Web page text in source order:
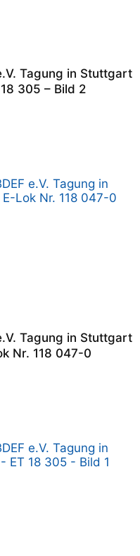
Tagung in Stuttgart
305 – Bild 2
Tagung in Stuttgart
Nr. 118 047-0